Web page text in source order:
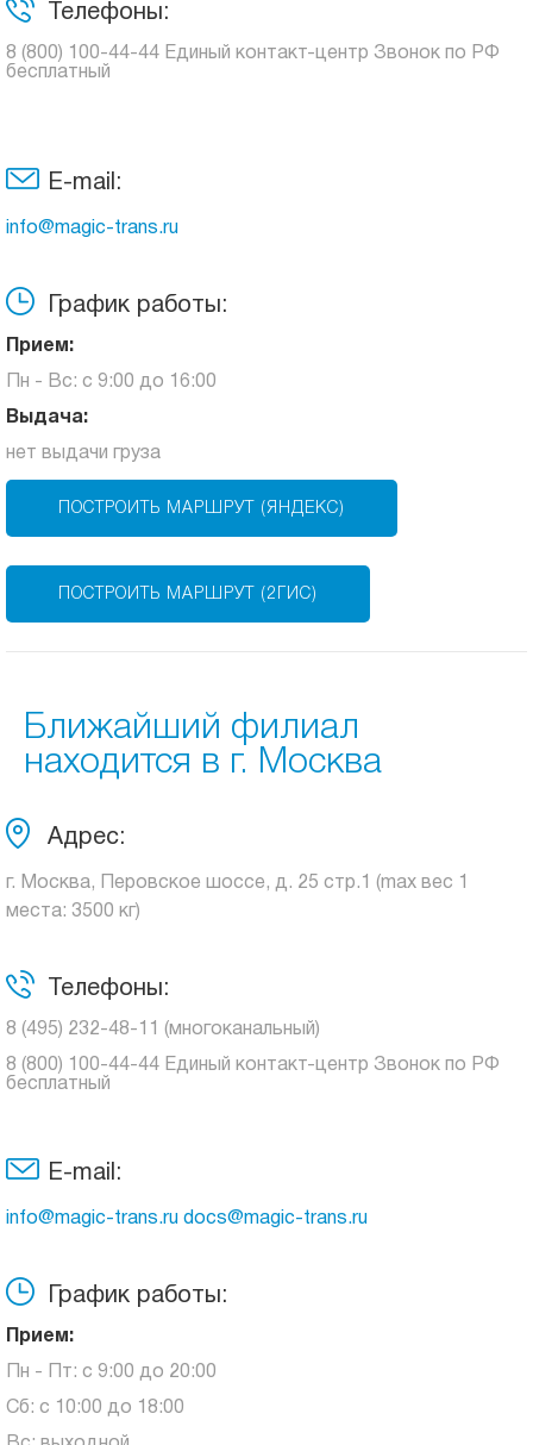
Телефоны:
8 (800) 100-44-44 Единый контакт-центр Звонок по РФ
бесплатный
E-mail:
info@magic-trans.ru
График работы:
Прием:
Пн - Вс: с 9:00 до 16:00
Выдача:
нет выдачи груза
ПОСТРОИТЬ МАРШРУТ (ЯНДЕКС)
ПОСТРОИТЬ МАРШРУТ (2ГИС)
Ближайший филиал
находится в г. Москва
Адрес:
г. Москва, Перовское шоссе, д. 25 стр.1 (max вес 1
места: 3500 кг)
Телефоны:
8 (495) 232-48-11 (многоканальный)
8 (800) 100-44-44 Единый контакт-центр Звонок по РФ
бесплатный
E-mail:
info@magic-trans.ru docs@magic-trans.ru
График работы:
Прием:
Пн - Пт: с 9:00 до 20:00
Сб: с 10:00 до 18:00